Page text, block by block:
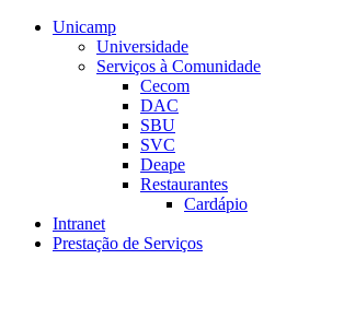
Conteúdo principal
Unicamp
Universidade
Serviços à Comunidade
Cecom
DAC
SBU
SVC
Deape
Restaurantes
Cardápio
Intranet
Prestação de Serviços